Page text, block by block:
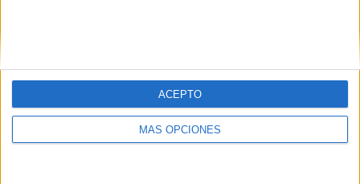
MÁS OPCIONES
ACEPTO